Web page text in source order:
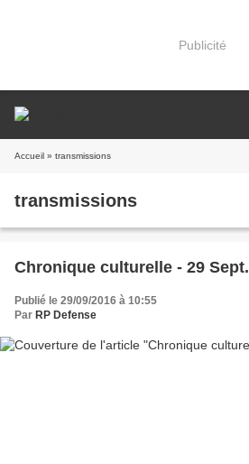
Publicité
Accueil » transmissions
transmissions
Chronique culturelle - 29 Sept.
Publié le 29/09/2016 à 10:55
Par RP Defense